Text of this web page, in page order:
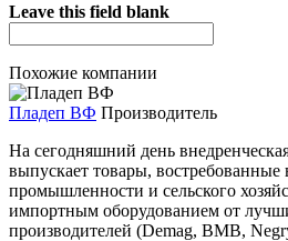
Leave this field blank
Похожие компании
Пладеп ВФ Производитель
На сегодняшний день
выпускает товары, востребованные
промышленности и сельского
импортным оборудованием от
производителей (Demag, BMB,